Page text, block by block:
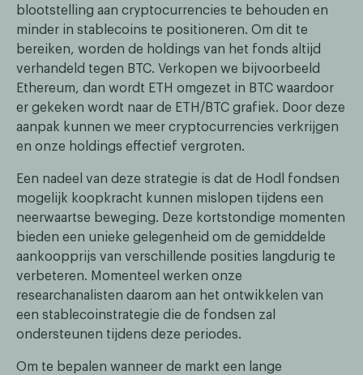
blootstelling aan cryptocurrencies te behouden en
minder in stablecoins te positioneren. Om dit te
bereiken, worden de holdings van het fonds altijd
verhandeld tegen BTC. Verkopen we bijvoorbeeld
Ethereum, dan wordt ETH omgezet in BTC waardoor
er gekeken wordt naar de ETH/BTC grafiek. Door deze
aanpak kunnen we meer cryptocurrencies verkrijgen
en onze holdings effectief vergroten.
Een nadeel van deze strategie is dat de Hodl fondsen
mogelijk koopkracht kunnen mislopen tijdens een
neerwaartse beweging. Deze kortstondige momenten
bieden een unieke gelegenheid om de gemiddelde
aankoopprijs van verschillende posities langdurig te
verbeteren. Momenteel werken onze
researchanalisten daarom aan het ontwikkelen van
een stablecoinstrategie die de fondsen zal
ondersteunen tijdens deze periodes.
Om te bepalen wanneer de markt een lange